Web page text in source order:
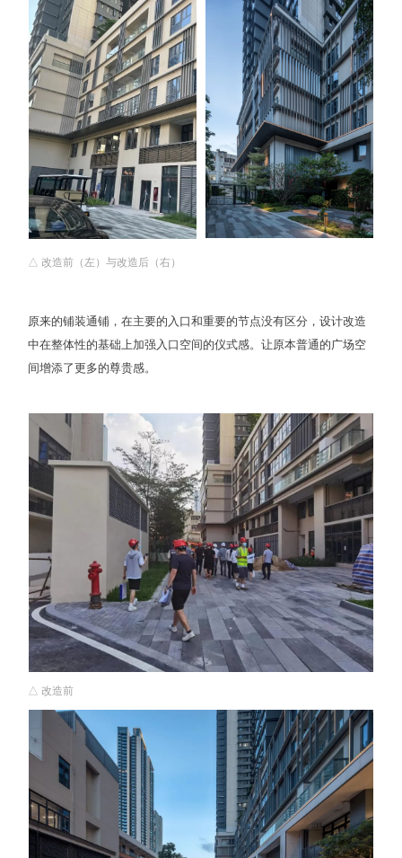
△ 改造前（左）与改造后（右）
原来的铺装通铺，在主要的入口和重要的节点没有区分，设计改造
中在整体性的基础上加强入口空间的仪式感。让原本普通的广场空
间增添了更多的尊贵感。
△ 改造前